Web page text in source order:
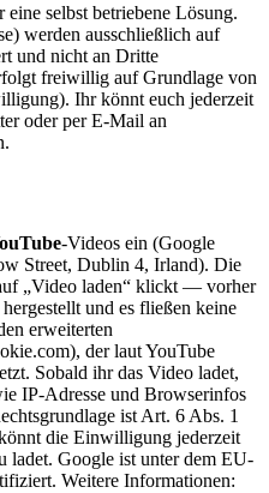
selbst betriebene Lösung.
werden ausschließlich auf
und nicht an Dritte
freiwillig auf Grundlage von
Ihr könnt euch jederzeit
oder per E-Mail an
-Videos ein (Google
Street, Dublin 4, Irland). Die
„Video laden“ klickt — vorher
und es fließen keine
erweiterten
der laut YouTube
Sobald ihr das Video ladet,
IP-Adresse und Browserinfos
ist Art. 6 Abs. 1
die Einwilligung jederzeit
ladet. Google ist unter dem EU-
Weitere Informationen: